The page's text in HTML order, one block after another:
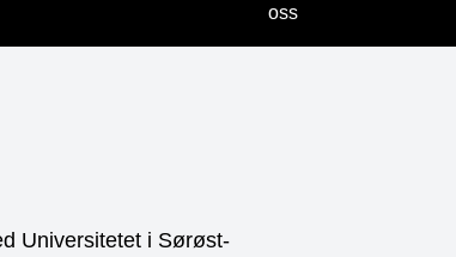
oss
Universitetet i Sørøst-